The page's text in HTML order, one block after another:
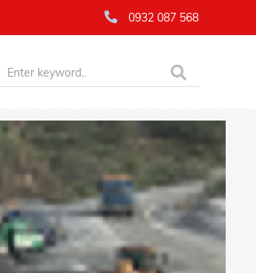
0932 087 568